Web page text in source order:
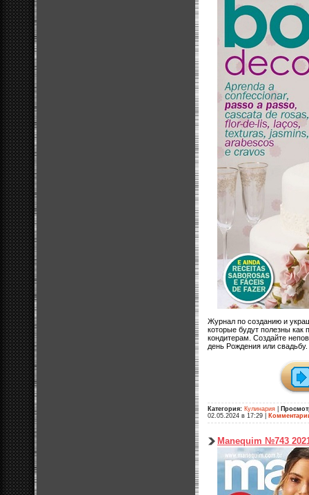
Журнал по созданию и
которые будут полезны
кондитерам. Создайте
день Рождения или свадьбу.
Категория: Кулинария
02.05.2024 в 17:29
Manequim №743